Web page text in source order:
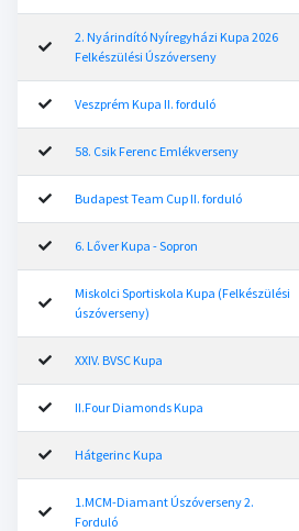
2. Nyárindító Nyíregyházi Kupa 2026
Felkészülési Úszóverseny
Veszprém Kupa II. forduló
58. Csik Ferenc Emlékverseny
Budapest Team Cup II. forduló
6. Lőver Kupa - Sopron
Miskolci Sportiskola Kupa (Felkészülési
úszóverseny)
XXIV. BVSC Kupa
II.Four Diamonds Kupa
Hátgerinc Kupa
1.MCM-Diamant Úszóverseny 2.
Forduló